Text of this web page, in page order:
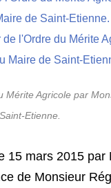
Mérite Agricole par
Saint-Etienne.
15 mars 2015
de Monsieur